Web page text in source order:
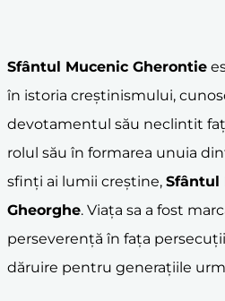
Sfântul Mucenic Gherontie
în istoria creștinismului,
devotamentul său neclintit
rolul său în formarea unuia
sfinți ai lumii creștine, Sfântul
Gheorghe. Viața sa a fost
perseverență în fața
dăruire pentru generațiile